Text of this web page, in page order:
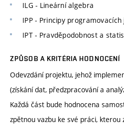
ILG - Lineární algebra
IPP - Principy programovacích
IPT - Pravděpodobnost a
ZPŮSOB A KRITÉRIA HODNOCENÍ
Odevzdání projektu, jehož
(získání dat, předzpracování a
Každá část bude hodnocena
zpětnou vazbu ke své práci, kterou